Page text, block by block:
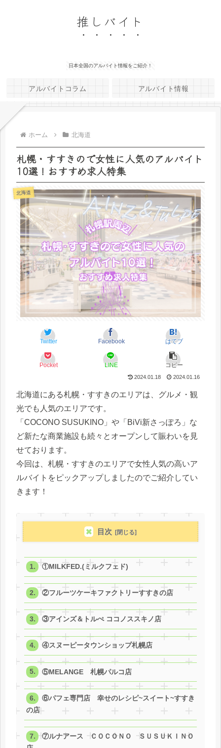
推しバイト
日本全国のアルバイト情報をご紹介！
アルバイトコラム アルバイト情報
ホーム 北海道
札幌・すすきので女性に人気のアルバイト
10選！おすすめ求人特集
北海道
Twitter Facebook はてブ
Pocket LINE コピー
2024.01.18 2024.01.16
北海道にある札幌・すすきのエリアは、グルメ・観
光でも人気のエリアです。
「COCONO SUSUKINO」や「BiVi新さっぽろ」な
ど新たな商業施設も続々とオープンして賑わいを見
せております。
今回は、札幌・すすきのエリアで女性人気の高いア
ルバイトをピックアップしましたのでご紹介してい
きます！
目次
①MILKFED.(ミルクフェド)
②フルーツケーキファクトリーすすきの店
③アインズ＆トルぺ ココノススキノ店
④スヌーピータウンショップ札幌店
⑤MELANGE 札幌パルコ店
⑥パフェ専門店 幸せのレシピ~スイート~すすき
の店
⑦ルナアース ＣＯＣＯＮＯ ＳＵＳＵＫＩＮＯ